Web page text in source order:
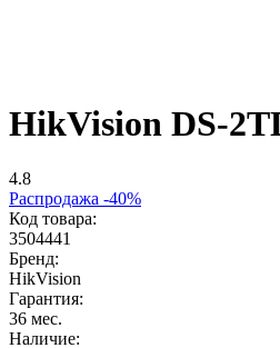
HikVision DS-
4.8
Распродажа -40%
Код товара:
3504441
Бренд:
HikVision
Гарантия:
36 мес.
Наличие: